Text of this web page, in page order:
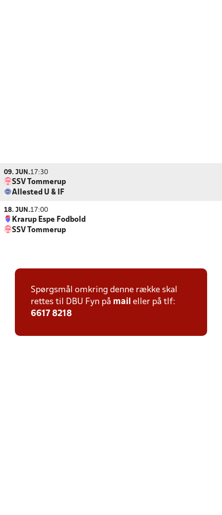
09. JUN.17:30
SSV Tommerup
Allested U & IF
18. JUN.17:00
Krarup Espe Fodbold
SSV Tommerup
Spørgsmål omkring denne række skal
rettes til DBU Fyn på mail eller på tlf:
6617 8218